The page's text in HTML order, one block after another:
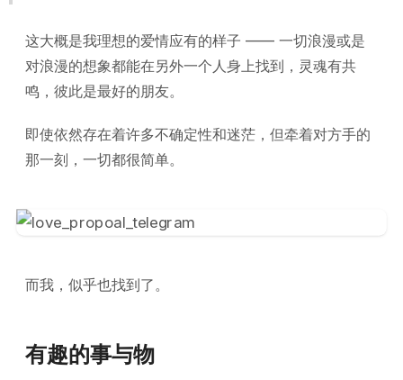
这大概是我理想的爱情应有的样子 —— 一切浪漫或是
对浪漫的想象都能在另外一个人身上找到，灵魂有共
鸣，彼此是最好的朋友。
即使依然存在着许多不确定性和迷茫，但牵着对方手的
那一刻，一切都很简单。
而我，似乎也找到了。
有趣的事与物